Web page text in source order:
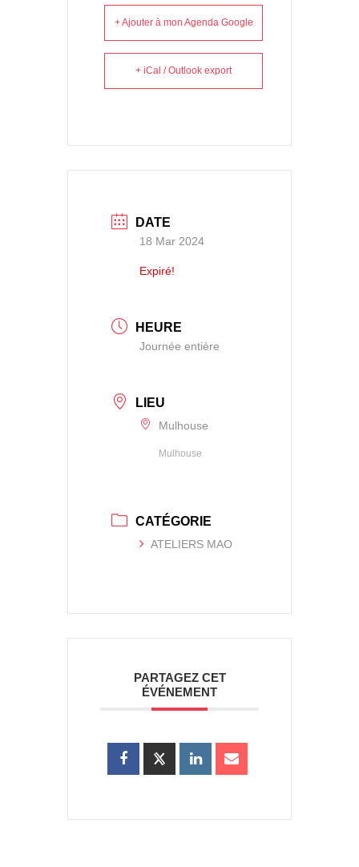
+ Ajouter à mon Agenda Google
+ iCal / Outlook export
DATE
18 Mar 2024
Expiré!
HEURE
Journée entière
LIEU
Mulhouse
Mulhouse
CATÉGORIE
ATELIERS MAO
PARTAGEZ CET
ÉVÉNEMENT